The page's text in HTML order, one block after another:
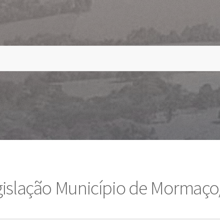
Município de